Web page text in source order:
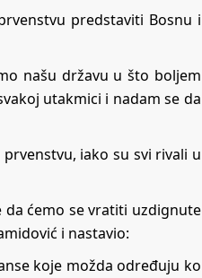
predstaviti Bosnu i
našu državu u što boljem
utakmici i nadam se da
iako su svi rivali u
da ćemo se vratiti uzdignute
i nastavio:
koje možda određuju ko